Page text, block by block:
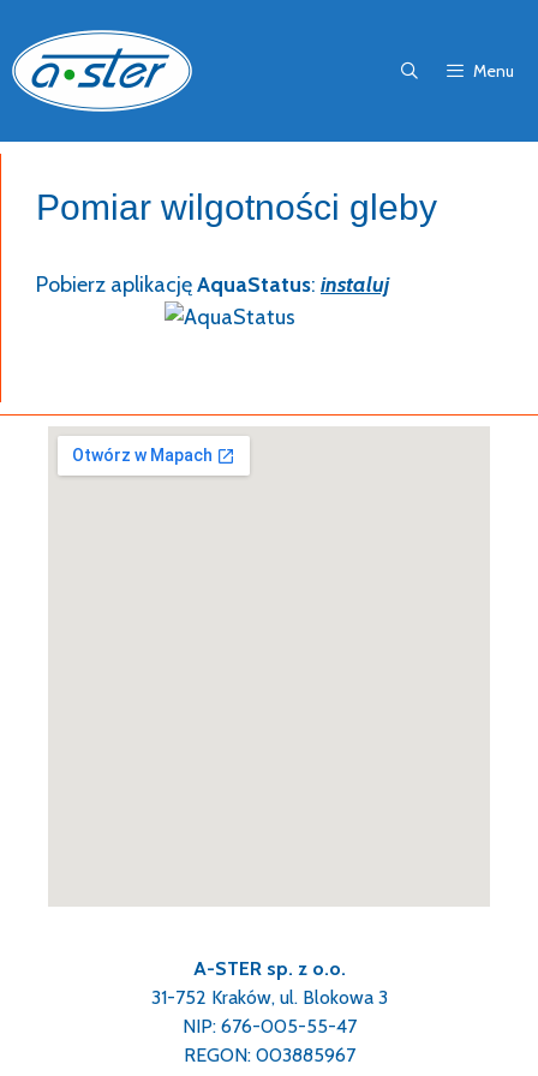
do
treści
Menu
Pomiar wilgotności gleby
Pobierz aplikacjęAquaStatus: instaluj
A-STER sp. z o.o.
31-752 Kraków, ul. Blokowa 3
NIP: 676-005-55-47
REGON: 003885967